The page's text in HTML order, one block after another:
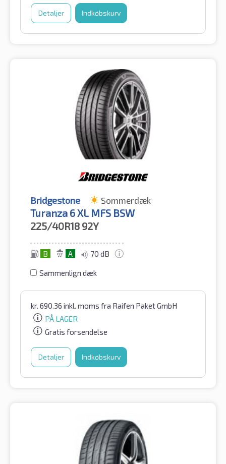
Detaljer Indkøbskurv
Bridgestone Sommerdæk
Turanza 6 XL MFS BSW
225/40R18 92Y
B A 70 dB
Sammenlign dæk
kr. 690.36 inkl. moms fra Raifen Paket GmbH
PÅ LAGER
Gratis forsendelse
Detaljer Indkøbskurv